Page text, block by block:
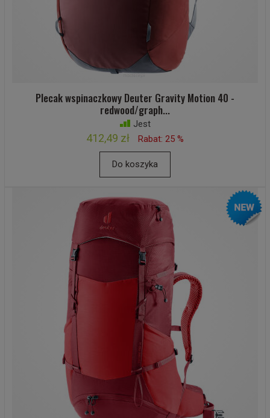
Plecak wspinaczkowy Deuter Gravity Motion 40 -
redwood/graph...
Jest
412,49 zł Rabat: 25 %
Do koszyka